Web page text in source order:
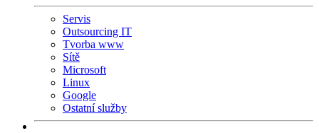
Servis
Outsourcing IT
Tvorba www
Sítě
Microsoft
Linux
Google
Ostatní služby